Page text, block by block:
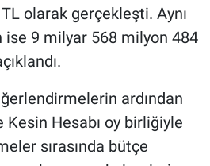
olarak gerçekleşti. Aynı
9 milyar 568 milyon 484
ardından
Kesin Hesabı oy birliğiyle
sırasında bütçe